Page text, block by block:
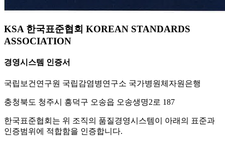
KSA 한국표준협회 KOREAN STANDARDS
ASSOCIATION
경영시스템 인증서
국립보건연구원 국립감염병연구소 국가병원체자원은행
충청북도 청주시 흥덕구 오송읍 오송생명2로 187
한국표준협회는 위 조직의 품질경영시스템이 아래의 표준과
인증범위에 적합함을 인증합니다.